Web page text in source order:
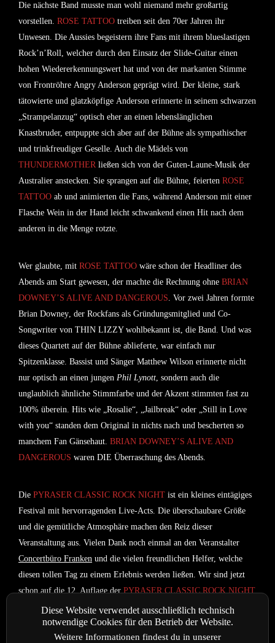
Die nächste Band musste man wohl niemand mehr großartig
vorstellen. ROSE TATTOO treiben seit den 70er Jahren ihr
Unwesen. Die Aussies begeistern ihre Fans mit ihrem blueslastigen
Rock’n’Roll, welcher durch den Einsatz der Slide-Guitar einen
hohen Wiedererkennungswert hat und von der markanten Stimme
von Frontröhre Angry Anderson geprägt wird. Der kleine, stark
tätowierte und glatzköpfige Anderson erinnerte in seinem schwarzen
„Strampelanzug“ optisch eher an einen lebenslänglichen
Knastbruder, entpuppte sich aber auf der Bühne als sympathischer
und trinkfreudiger Geselle. Auch die Mädels von
THUNDERMOTHER ließen sich von der Guten-Laune-Musik der
Australier anstecken. Sie sprangen auf die Bühne, feierten ROSE
TATTOO ab und animierten die Fans, während Anderson mit einer
Flasche Wein in der Hand leicht schwankend einen Hit nach dem
anderen in die Menge rotzte.
Wer glaubte, mit ROSE TATTOO wäre schon der Headliner des
Abends am Start gewesen, der machte die Rechnung ohne BRIAN
DOWNEY’S ALIVE AND DANGEROUS. Vor zwei Jahren formte
Brian Downey, der Rockfans als Gründungsmitglied und Co-
Songwriter von THIN LIZZY wohlbekannt ist, die Band. Und was
dieses Quartett auf der Bühne ablieferte, war einfach nur
Spitzenklasse. Bassist und Sänger Matthew Wilson erinnerte nicht
nur optisch an einen jungen Phil Lynott, sondern auch die
unglaublich ähnliche Stimmfarbe und der Akzent stimmten fast zu
100% überein. Hits wie „Rosalie“, „Jailbreak“ oder „Still in Love
with you“ standen dem Original in nichts nach und bescherten so
manchem Fan Gänsehaut. BRIAN DOWNEY’S ALIVE AND
DANGEROUS waren DIE Überraschung des Abends.
Die PYRASER CLASSIC ROCK NIGHT ist ein kleines eintägiges
Festival mit hervorragenden Live-Acts. Die überschaubare Größe
und die gemütliche Atmosphäre machen den Reiz dieser
Veranstaltung aus. Vielen Dank noch einmal an den Veranstalter
Concertbüro Franken und die vielen freundlichen Helfer, welche
diesen tollen Tag zu einem Erlebnis werden ließen. Wir sind jetzt
schon auf die 12. Auflage derPYRASER CLASSIC ROCK NIGHT
gespannt.Diese Website verwendet ausschließlich technisch
notwendige Cookies für den Betrieb der Website.
Weitere Informationen findest du in unserer